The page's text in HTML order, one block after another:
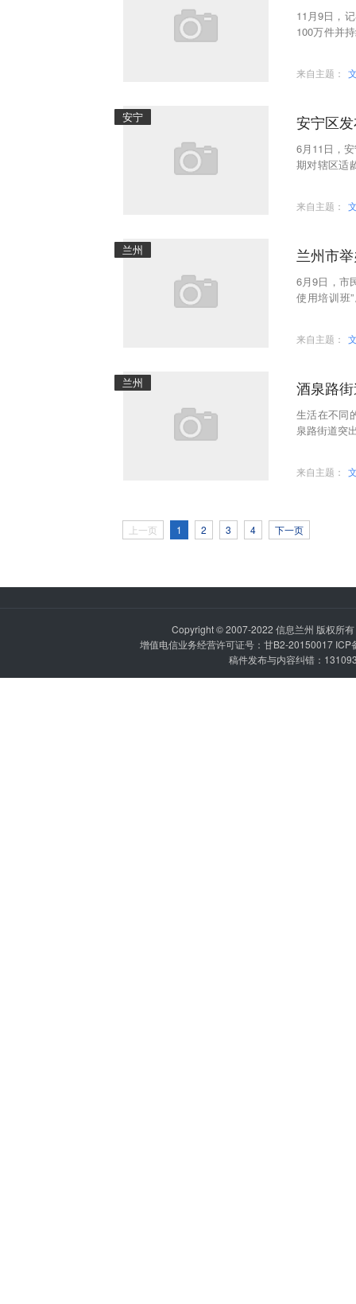
11月9日，
100万件并
来自主题：
安宁 安宁区
6月11日，
期对辖区适
来自主题：
兰州 兰州市
6月9日，市
使用培训班
来自主题：
兰州 酒泉路
生活在不同
泉路街道突
来自主题：
上一页 1 2 3 4 下一页
Copyright © 2007-2022 信息兰州 版权所
增值电信业务经营许可证号：甘B2-20150017 ICP
稿件发布与内容纠错：